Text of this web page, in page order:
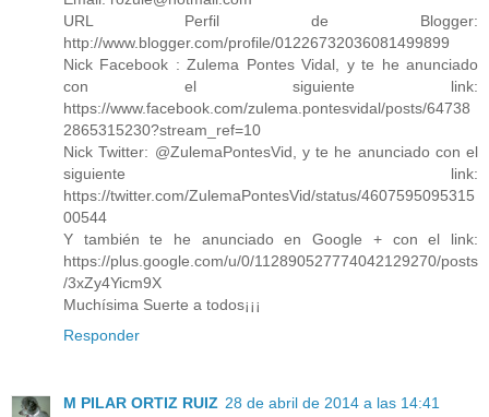
URL Perfil de Blogger:
http://www.blogger.com/profile/01226732036081499899
Nick Facebook : Zulema Pontes Vidal, y te he anunciado
con el siguiente link:
https://www.facebook.com/zulema.pontesvidal/posts/64738
2865315230?stream_ref=10
Nick Twitter: @ZulemaPontesVid, y te he anunciado con el
siguiente link:
https://twitter.com/ZulemaPontesVid/status/4607595095315
00544
Y también te he anunciado en Google + con el link:
https://plus.google.com/u/0/112890527774042129270/posts
/3xZy4Yicm9X
Muchísima Suerte a todos¡¡¡
Responder
M PILAR ORTIZ RUIZ 28 de abril de 2014 a las 14:41